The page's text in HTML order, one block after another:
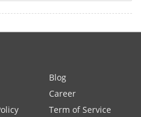
Blog
Career
Term of Service